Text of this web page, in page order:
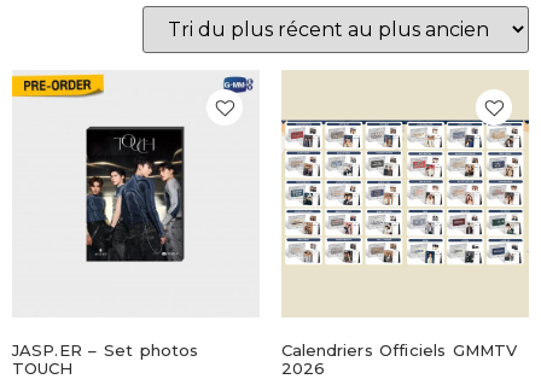
JASP.ER – Set photos
TOUCH
Calendriers Officiels GMMTV
2026